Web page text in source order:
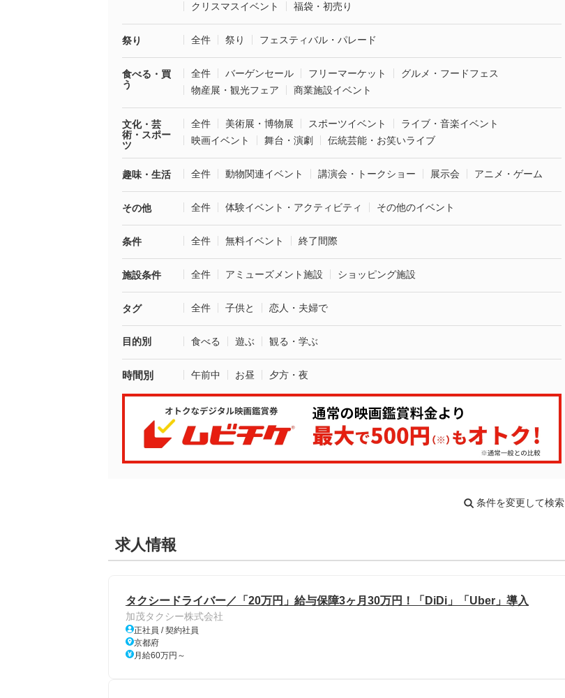
クリスマスイベント
福袋・初売り
祭り 全件 祭り フェスティバル・パレード
食べる・買
う
全件 バーゲンセール フリーマーケット
グルメ・フードフェス
物産展・観光フェア
商業施設イベント
文化・芸
術・スポー
ツ
全件 美術展・博物展 スポーツイベント
ライブ・音楽イベント
映画イベント
舞台・演劇 伝統芸能・お笑いライブ
趣味・生活 全件 動物関連イベント 講演会・トークショー 展示会 アニメ・ゲーム
その他 全件 体験イベント・アクティビティ その他のイベント
条件 全件 無料イベント 終了間際
施設条件 全件 アミューズメント施設 ショッピング施設
タグ 全件 子供と 恋人・夫婦で
目的別 食べる 遊ぶ 観る・学ぶ
時間別 午前中 お昼 夕方・夜
条件を変更して検索
求人情報
タクシードライバー／「20万円」給与保障3ヶ月30万円！「DiDi」「Uber」導入
加茂タクシー株式会社
正社員 / 契約社員
京都府
月給60万円～